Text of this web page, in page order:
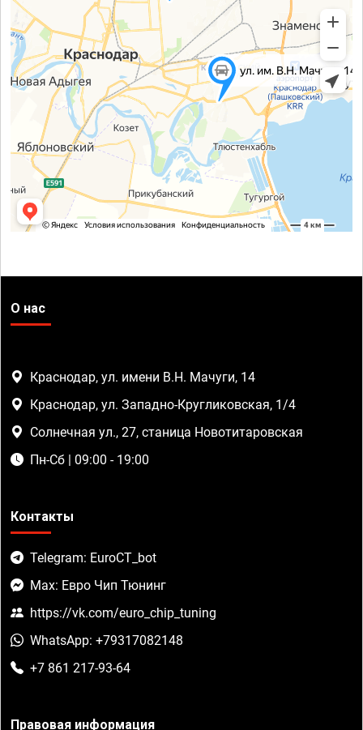
О нас
Краснодар, ул. имени В.Н. Мачуги, 14
Краснодар, ул. Западно-Кругликовская, 1/4
Солнечная ул., 27, станица Новотитаровская
Пн-Сб | 09:00 - 19:00
Контакты
Telegram: EuroCT_bot
Max: Евро Чип Тюнинг
https://vk.com/euro_chip_tuning
WhatsApp: +79317082148
+7 861 217-93-64
Правовая информация